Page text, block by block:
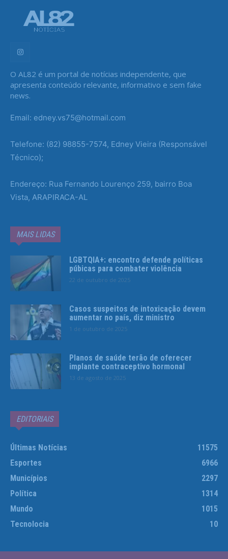
O AL82 é um portal de notícias independente, que
apresenta conteúdo relevante, informativo e sem fake
news.
Email: edney.vs75@hotmail.com
Telefone: (82) 98855-7574, Edney Vieira (Responsável
Técnico);
Endereço: Rua Fernando Lourenço 259, bairro Boa
Vista, ARAPIRACA-AL
MAIS LIDAS
LGBTQIA+: encontro defende políticas
púbicas para combater violência
22 de outubro de 2025
Casos suspeitos de intoxicação devem
aumentar no país, diz ministro
1 de outubro de 2025
Planos de saúde terão de oferecer
implante contraceptivo hormonal
13 de agosto de 2025
EDITORIAIS
Últimas Notícias
11575
Esportes
6966
Municípios
2297
Política
1314
Mundo
1015
Tecnolocia
10